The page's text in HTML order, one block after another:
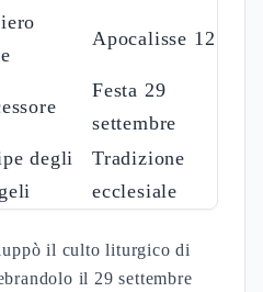
Apocalisse 12
Festa 29
settembre
degli
Tradizione
ecclesiale
il culto liturgico di
il 29 settembre